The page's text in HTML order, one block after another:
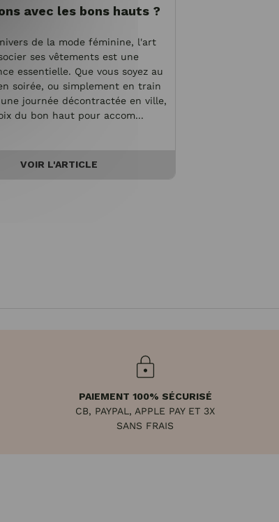
avec les bons hauts ?
de la mode féminine, l'art
ses vêtements est une
essentielle. Que vous soyez au
soirée, ou simplement en train
journée décontractée en ville,
du bon haut pour accom...
VOIR L'ARTICLE
PAIEMENT 100% SÉCURISÉ
CB, PAYPAL, APPLE PAY ET 3X
SANS FRAIS